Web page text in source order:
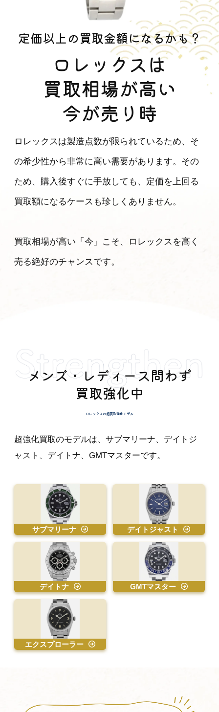
定価以上の買取金額になるかも？
ロレックスは
買取相場が高い
今が売り時
ロレックスは製造点数が限られているため、そ
の希少性から非常に高い需要があります。その
ため、購入後すぐに手放しても、定価を上回る
買取額になるケースも珍しくありません。
買取相場が高い「今」こそ、ロレックスを高く
売る絶好のチャンスです。
メンズ・レディース問わず
買取強化中
ロレックスの超買取強化モデル
超強化買取のモデルは、サブマリーナ、デイトジ
ャスト、デイトナ、GMTマスターです。
サブマリーナ デイトジャスト
デイトナ GMTマスター
エクスプローラー